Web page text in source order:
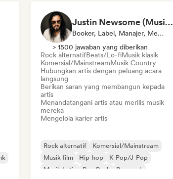
Justin Newsome (Music & Entertainment Executive | A&R, Artist Development & Partnerships | Applied AI & Systems Strategy)
Booker, Label, Manajer, Mentor
> 1500 jawaban yang diberikan
Rock alternatifBeats/Lo-fiMusik klasik
Komersial/MainstreamMusik Country
Hubungkan artis dengan peluang acara
langsung
Berikan saran yang membangun kepada
artis
Menandatangani artis atau merilis musik
mereka
Mengelola karier artis
Rock alternatif
Komersial/Mainstream
Musik film
Hip-hop
K-Pop/J-Pop
Musik Latin
Pop Punk Pop rock